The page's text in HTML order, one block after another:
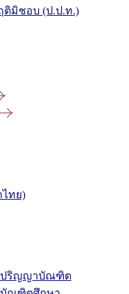
ติมิชอบ (ป.ป.ท.)
ทย)
ปริญญาบัณฑิต